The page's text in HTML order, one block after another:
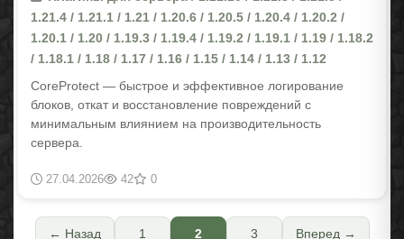
1.21.4 / 1.21.1 / 1.21 / 1.20.6 / 1.20.5 / 1.20.4 / 1.20.2 /
1.20.1 / 1.20 / 1.19.3 / 1.19.4 / 1.19.2 / 1.19.1 / 1.19 / 1.18.2
/ 1.18.1 / 1.18 / 1.17 / 1.16 / 1.15 / 1.14 / 1.13 / 1.12
CoreProtect — быстрое и эффективное логирование
блоков, откат и восстановление повреждений с
минимальным влиянием на производительность
сервера.
27.04.2026 42 0
← Назад 1 2 3 Вперед →